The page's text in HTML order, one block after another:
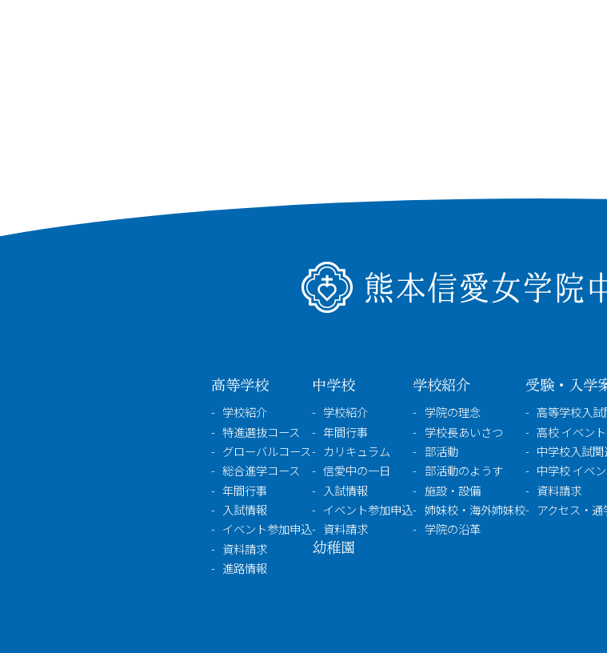
高等学校
学校紹介
特進選抜コース
グローバルコース
総合進学コース
年間行事
入試情報
イベント参加申込
資料請求
進路情報
中学校
学校紹介
年間行事
カリキュラム
信愛中の一日
入試情報
イベント参加申込
資料請求
幼稚園
学校紹介
学院の理念
学校長あいさつ
部活動
部活動のようす
施設・設備
姉妹校・海外姉妹校
学院の沿革
受験・入学
高等学校入試
高校 イベン
中学校入試関
中学校 イベ
資料請求
アクセス・